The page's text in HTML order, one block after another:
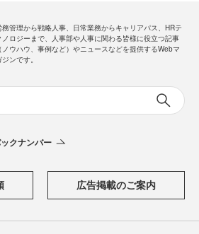
務管理から戦略人事、日常業務からキャリアパス、HRテ
ノロジーまで、人事部や人事に関わる皆様に役立つ記事
（ノウハウ、事例など）やニュースなどを提供するWebマ
ジンです。
クナンバー
広告掲載のご案内